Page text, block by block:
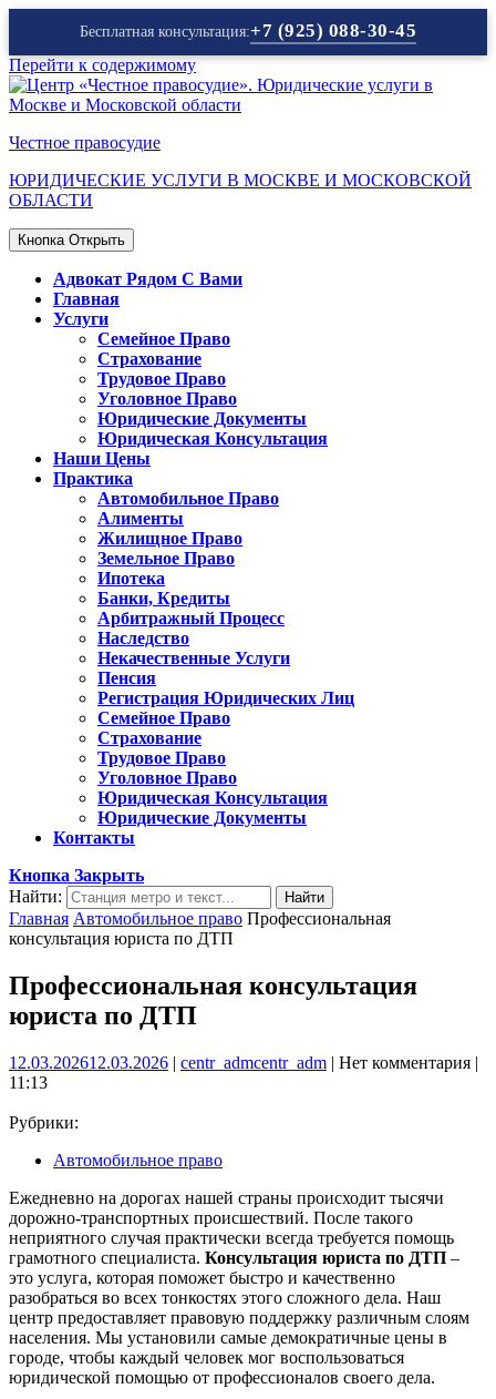
Бесплатная консультация:+7 (925) 088-30-45
Перейти к содержимому
Честное правосудие
ЮРИДИЧЕСКИЕ УСЛУГИ В МОСКВЕ И МОСКОВСКОЙ
ОБЛАСТИ
Кнопка Открыть
Адвокат Рядом С Вами
Главная
Услуги
Семейное Право
Страхование
Трудовое Право
Уголовное Право
Юридические Документы
Юридическая Консультация
Наши Цены
Практика
Автомобильное Право
Алименты
Жилищное Право
Земельное Право
Ипотека
Банки, Кредиты
Арбитражный Процесс
Наследство
Некачественные Услуги
Пенсия
Регистрация Юридических Лиц
Семейное Право
Страхование
Трудовое Право
Уголовное Право
Юридическая Консультация
Юридические Документы
Контакты
Кнопка Закрыть
Найти:
Главная Автомобильное право Профессиональная
консультация юриста по ДТП
Профессиональная консультация
юриста по ДТП
12.03.202612.03.2026 | centr_admcentr_adm | Нет комментария |
11:13
Рубрики:
Автомобильное право
Ежедневно на дорогах нашей страны происходит тысячи
дорожно-транспортных происшествий. После такого
неприятного случая практически всегда требуется помощь
грамотного специалиста. Консультация юриста по ДТП ‒
это услуга, которая поможет быстро и качественно
разобраться во всех тонкостях этого сложного дела. Наш
центр предоставляет правовую поддержку различным слоям
населения. Мы установили самые демократичные цены в
городе, чтобы каждый человек мог воспользоваться
юридической помощью от профессионалов своего дела.